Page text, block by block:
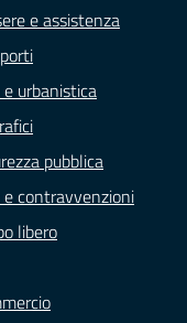
e assistenza
urbanistica
pubblica
e contravvenzioni
libero